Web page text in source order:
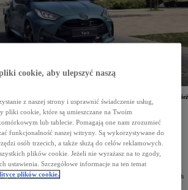
2025 zyskała zupełnie nowy lakier Forest Green. Odświeżono również
Wersja ta wyróżnia się teraz nowymi akcentami stylistycznym
nadwozia Storm Grey. Produkcja auta rozpoczęła się w lutym
2025 roku.
Od 1999 roku klienci na całym świecie kupili ponad 10 mln
do europejskich kierowców. Obecna, 4. generacja Yarisa zadebiutowała
na platformie GA-B. Samochód ten zdobył wiele prestiżowych nagród
jezdne, wysoki poziom bezpieczeństwa, atrakcyjną stylistykę, wydajne
innowacyjne rozwiązania.
Yarisa. Auto zyskało szerszą paletę lakierów, a także jeszcze
W salonach można już składać zamówienia, a produkcja nowych
cookie, aby ulepszyć naszą
z naszej strony i usprawnić świadczenie usług,
pliki cookie, które są umieszczane na Twoim
lub tablecie. Pomagają one nam zrozumieć
funkcjonalność naszej witryny. Są wykorzystywane do
osób trzecich, a także służą do celów reklamowych.
plików cookie. Jeżeli nie wyrażasz na to zgody,
ustawienia. Szczegółowe informacje na ten temat
plików cookie.